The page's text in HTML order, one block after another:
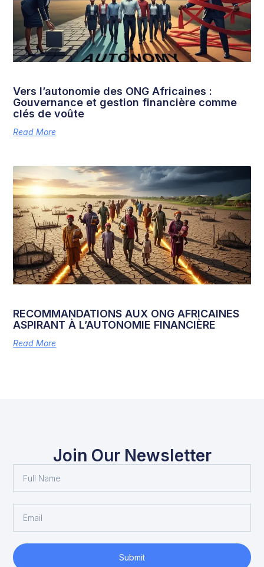
Vers l’autonomie des ONG Africaines :
Gouvernance et gestion financière comme
clés de voûte
Read More
RECOMMANDATIONS AUX ONG AFRICAINES
ASPIRANT À L’AUTONOMIE FINANCIÈRE
Read More
Join Our Newsletter
Submit